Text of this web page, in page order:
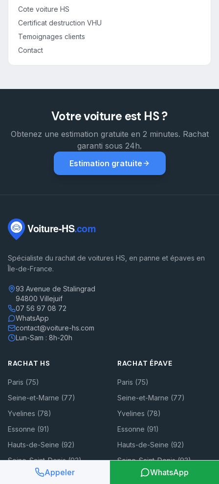
Cote voiture HS
Certificat destruction VHU
Temoignages clients
Contact
Votre voiture est HS ?
Obtenez une estimation gratuite en 2 minutes. Rachat
garanti sous 24h.
Estimation gratuite
Spécialiste du rachat de voitures HS, en panne et épaves en
Île-de-France.
93 Avenue de Stalingrad
94800 Villejuif
07 56 97 08 72
WhatsApp
contact@voiture-hs.com
Lun-Sam : 8h-20h
RACHAT HS
Paris (75)
Seine-et-Marne (77)
Yvelines (78)
Essonne (91)
Hauts-de-Seine (92)
Seine-Saint-Denis (93)
Val-de-Marne (94)
RACHAT ÉPAVE
Paris (75)
Seine-et-Marne (77)
Yvelines (78)
Essonne (91)
Hauts-de-Seine (92)
Seine-Saint-Denis (93)
Val-de-Marne (94)
Appeler WhatsApp